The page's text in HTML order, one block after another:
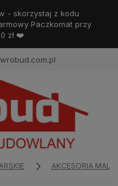
- skorzystaj z kodu
Paczkomat przy
zł ❤️
AKCESORIA